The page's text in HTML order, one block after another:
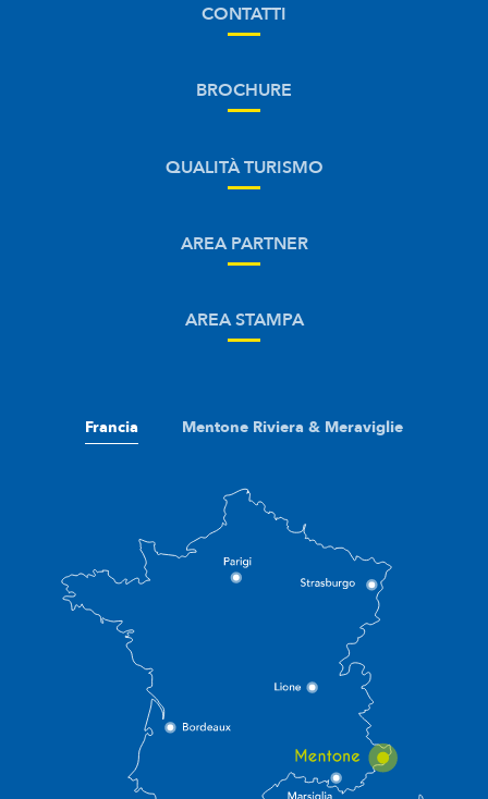
CONTATTI
BROCHURE
QUALITÀ TURISMO
AREA PARTNER
AREA STAMPA
Francia Mentone Riviera & Meraviglie